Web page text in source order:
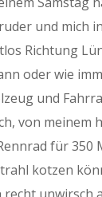
und mich
Richtung
oder wie
und
von meinem
für 350
kotzen